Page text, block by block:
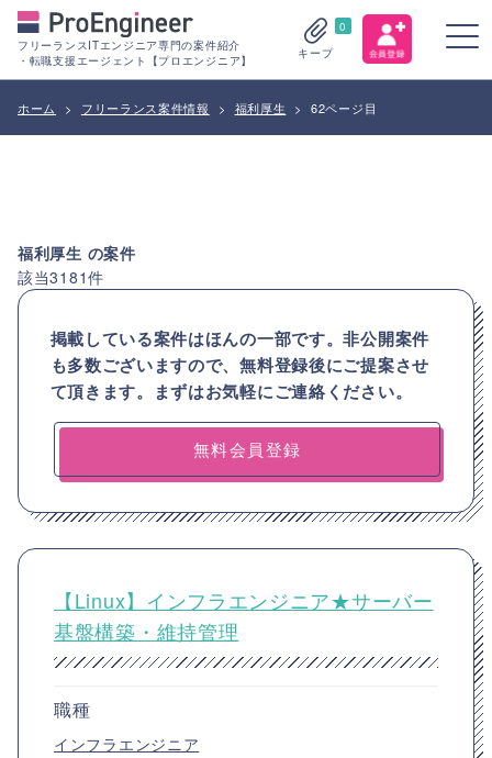
フリーランスITエンジニア専門の案件紹介
・転職支援エージェント【プロエンジニア】
0
キープ
ホーム > フリーランス案件情報 > 福利厚生 > 62ページ目
福利厚生 の案件
該当3181件
掲載している案件はほんの一部です。非公開案件
も多数ございますので、無料登録後にご提案させ
て頂きます。まずはお気軽にご連絡ください。
無料会員登録
【Linux】インフラエンジニア★サーバー
基盤構築・維持管理
職種
インフラエンジニア